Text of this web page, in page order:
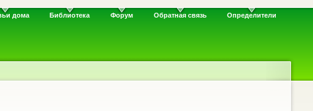
дома Библиотека Форум Обратная связь Определители